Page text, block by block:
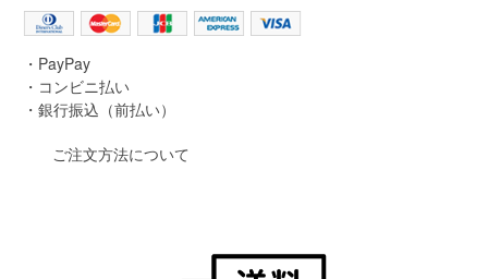
・PayPay
・コンビニ払い
・銀行振込（前払い）
ご注文方法について